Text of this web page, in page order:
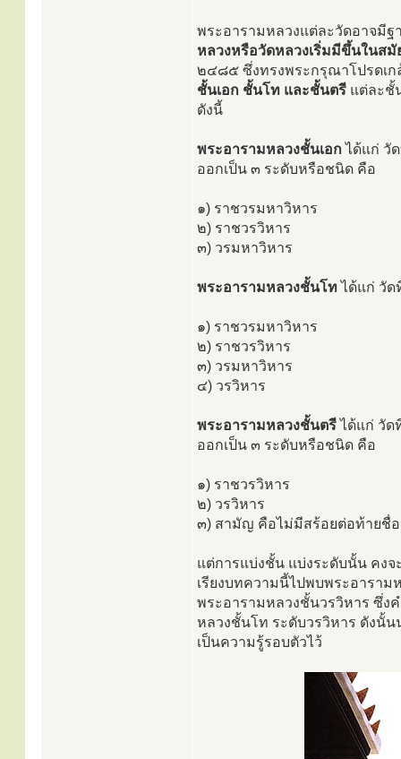
พระอารามหลวงแต่ละวัดอาจมี
หลวงหรือวัดหลวงเริ่มมีขึ้นในสมั
๒๔๘๕ ซึ่งทรงพระกรุณาโปรดเก
ชั้นเอก ชั้นโท และชั้นตรี แต่ละชั้
ดังนี้
พระอารามหลวงชั้นเอก ได้แก่ วั
ออกเป็น ๓ ระดับหรือชนิด คือ
๑) ราชวรมหาวิหาร
๒) ราชวรวิหาร
๓) วรมหาวิหาร
พระอารามหลวงชั้นโทได้แก่ วัด
๑) ราชวรมหาวิหาร
๒) ราชวรวิหาร
๓) วรมหาวิหาร
๔) วรวิหาร
พระอารามหลวงชั้นตรีได้แก่ วัด
ออกเป็น ๓ ระดับหรือชนิด คือ
๑) ราชวรวิหาร
๒) วรวิหาร
๓) สามัญ คือไม่มีสร้อยต่อท้ายชื่
แต่การแบ่งชั้น แบ่งระดับนั้น คงจ
เรียงบทความนี้ไปพบพระอารา
พระอารามหลวงชั้นวรวิหาร ซึ่ง
หลวงชั้นโท ระดับวรวิหาร ดังนั้
เป็นความรู้รอบตัวไว้